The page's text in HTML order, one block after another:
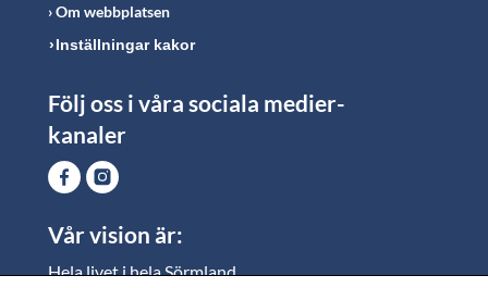
Om webbplatsen
Inställningar kakor
Följ oss i våra sociala medier-
kanaler
Vår vision är:
Hela livet i hela Sörmland.